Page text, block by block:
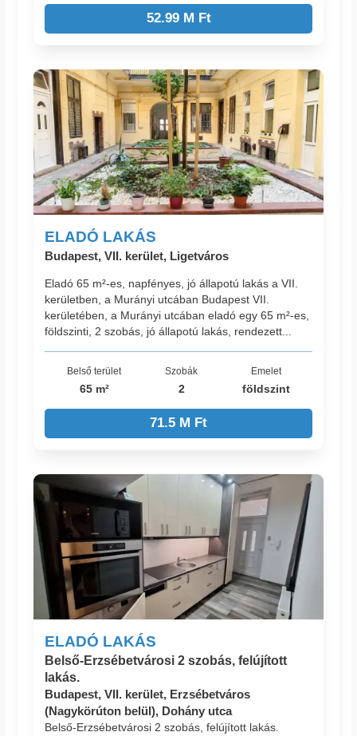
52.99 M Ft
ELADÓ LAKÁS
Budapest, VII. kerület, Ligetváros
Eladó 65 m²-es, napfényes, jó állapotú lakás a VII.
kerületben, a Murányi utcában Budapest VII.
kerületében, a Murányi utcában eladó egy 65 m²-es,
földszinti, 2 szobás, jó állapotú lakás, rendezett...
Belső terület
65 m²
Szobák
2
Emelet
földszint
71.5 M Ft
ELADÓ LAKÁS
Belső-Erzsébetvárosi 2 szobás, felújított
lakás.
Budapest, VII. kerület, Erzsébetváros
(Nagykörúton belül), Dohány utca
Belső-Erzsébetvárosi 2 szobás, felújított lakás.